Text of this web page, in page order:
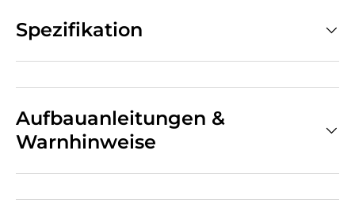
Spezifikation
Aufbauanleitungen &
Warnhinweise